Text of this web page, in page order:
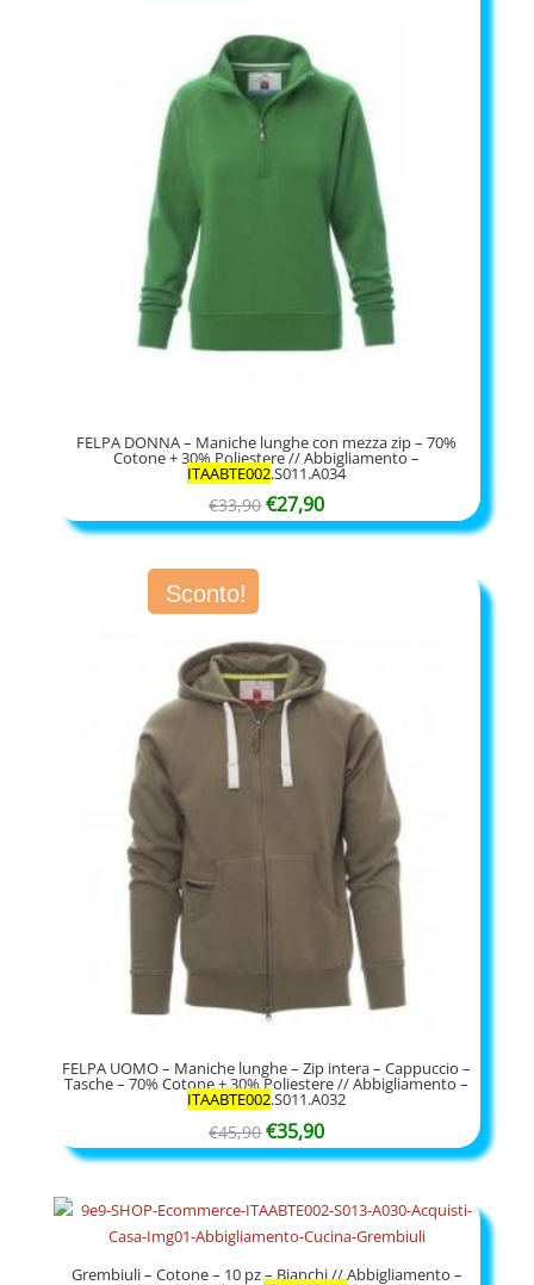
FELPA DONNA – Maniche lunghe con mezza zip – 70%
Cotone + 30% Poliestere // Abbigliamento –
ITAABTE002.S011.A034
€33,90Il
prezzo
€27,90Il
prezzo
Sconto!
FELPA UOMO – Maniche lunghe – Zip intera – Cappuccio –
Tasche – 70% Cotone + 30% Poliestere // Abbigliamento –
ITAABTE002.S011.A032
€45,90Il
prezzo
era:
€35,90Il
prezzo
è:
Grembiuli – Cotone – 10 pz – Bianchi // Abbigliamento –